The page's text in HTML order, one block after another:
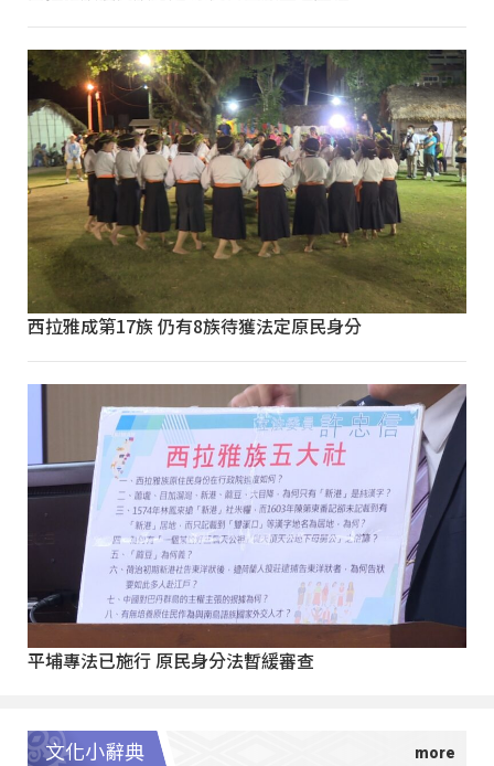
西拉雅成第17族 仍有8族待獲法定原民身分
平埔專法已施行 原民身分法暫緩審查
文化小辭典